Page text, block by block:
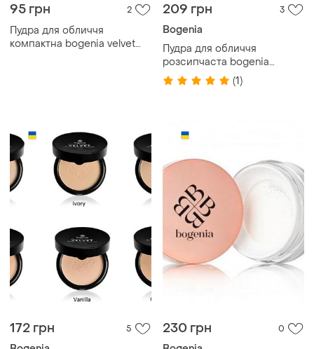
95 грн 2
Пудра для обличчя
компактна bogenia velvet
209 грн 3
Bogenia
Пудра для обличчя
розсипчаста bogenia
angelic bg642, 01 (white) 10g
(1)
172 грн 5 230 грн 0